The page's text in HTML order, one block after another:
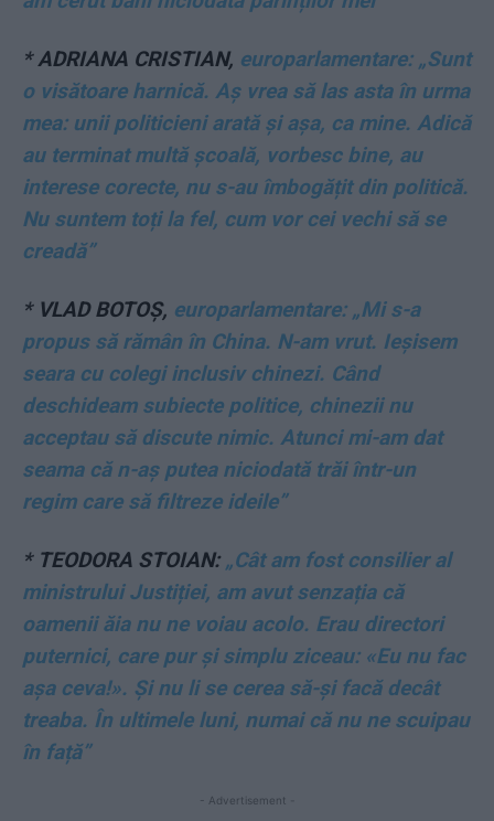
* ADRIANA CRISTIAN, europarlamentare: „Sunt
o visătoare harnică. Aș vrea să las asta în urma
mea: unii politicieni arată și așa, ca mine. Adică
au terminat multă școală, vorbesc bine, au
interese corecte, nu s-au îmbogățit din politică.
Nu suntem toți la fel, cum vor cei vechi să se
creadă”
* VLAD BOTOȘ, europarlamentare: „Mi s-a
propus să rămân în China. N-am vrut. Ieșisem
seara cu colegi inclusiv chinezi. Când
deschideam subiecte politice, chinezii nu
acceptau să discute nimic. Atunci mi-am dat
seama că n-aș putea niciodată trăi într-un
regim care să filtreze ideile”
* TEODORA STOIAN:„Cât am fost consilier al
ministrului Justiției, am avut senzația că
oamenii ăia nu ne voiau acolo. Erau directori
puternici, care pur și simplu ziceau: «Eu nu fac
așa ceva!». Și nu li se cerea să-și facă decât
treaba. În ultimele luni, numai că nu ne scuipau
în față”
- Advertisement -